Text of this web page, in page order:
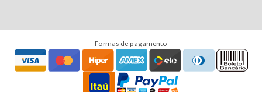
Formas de pagamento